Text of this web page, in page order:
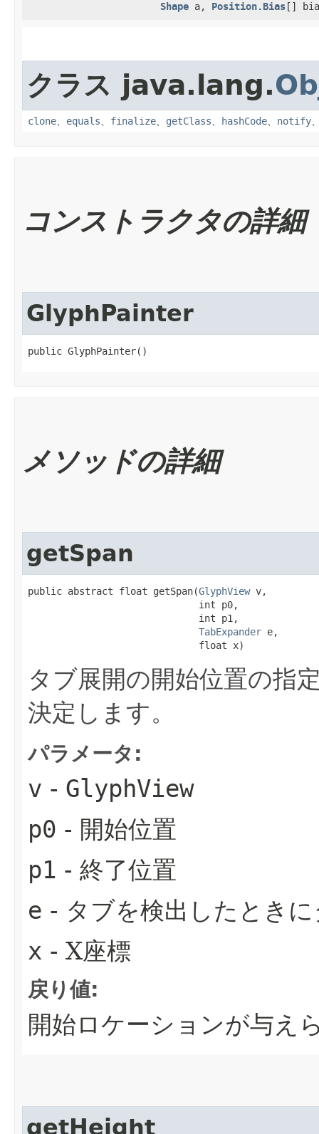
Shape a, Position.Bias []
クラス java.lang.
clone、 equals、 finalize、 getClass、 hashCode、 notify
コンストラクタの詳細
GlyphPainter
public GlyphPainter()
メソッドの詳細
getSpan
public abstract float getSpan​(GlyphView v,
                              int p0,
                              int p1,
TabExpander e,
                              float x)
タブ展開の開始位置の指
決定します。
パラメータ:
v - GlyphView
p0 - 開始位置
p1 - 終了位置
e - タブを検出したとき
x - X座標
戻り値:
開始ロケーションが与え
getHeight